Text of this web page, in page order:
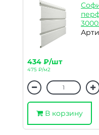
434 ₽/шт
475 ₽/м2
В корзину